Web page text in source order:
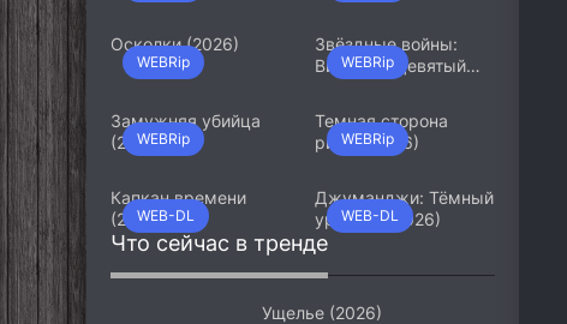
WEBRip
Осколки (2026)
WEBRip
Звёздные войны:
Видения. Девятый
WEBRip
Замужняя убийца
(2026)
WEBRip
Темная сторона
ринга (2026)
WEB-DL
Капкан времени
(2026)
WEB-DL
Джуманджи: Тёмный
уровень (2026)
Что сейчас в тренде
Ущелье (2026)